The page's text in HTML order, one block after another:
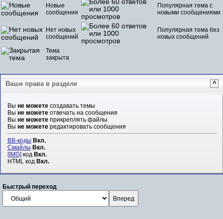
Новые
сообщения
Популярная тема с
новыми сообщениями
Нет новых
сообщений
Популярная тема без
новых сообщений
Тема
закрыта
Ваши права в разделе ^
Вы не можетесоздавать темы
Вы не можетеотвечать на сообщения
Вы не можетеприкреплять файлы
Вы не можетередактировать сообщения
BB-коды Вкл.
Смайлы Вкл.
[IMG]код Вкл.
HTML код Вкл.
Быстрый переход